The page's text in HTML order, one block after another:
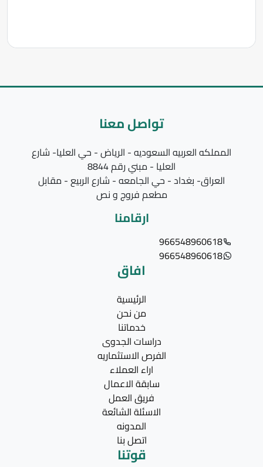
تواصل معنا
المملكه العربيه السعوديه - الرياض - حي العليا- شارع
العليا - مبني رقم 8844
العراق- بغداد - حي الجامعه - شارع الربيع - مقابل
مطعم فروج و نص
ارقامنا
966548960618
966548960618
افاق
الرئيسية
من نحن
خدماتنا
دراسات الجدوى
الفرص الاستثماريه
اراء العملاء
سابقة الاعمال
فريق العمل
الاسئلة الشائعة
المدونه
اتصل بنا
قوتنا